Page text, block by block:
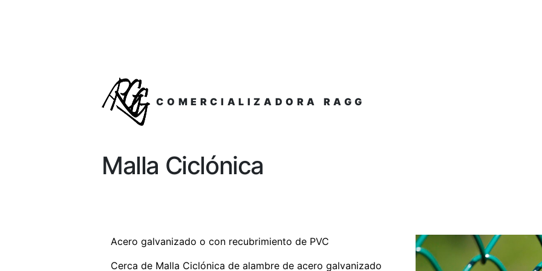
COMERCIALIZADORA RAGG
Malla Ciclónica
Acero galvanizado o con recubrimiento de PVC
Cerca de Malla Ciclónica de alambre de acero galvanizado